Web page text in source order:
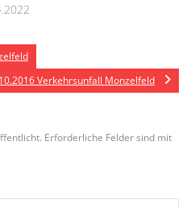
Verkehrsunfall Monzelfeld
Erforderliche Felder sind mit